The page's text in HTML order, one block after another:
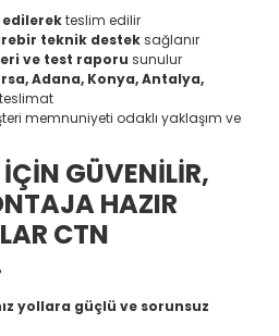
edilerekteslim edilir
teknik desteksağlanır
ve test raporu sunulur
Adana, Konya, Antalya,
memnuniyeti odaklı yaklaşım ve
GÜVENİLİR,
HAZIR
CTN
yollara güçlü ve sorunsuz